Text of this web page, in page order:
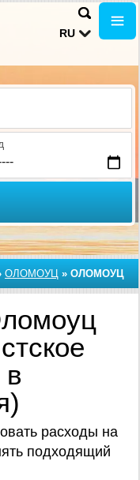
RU
ОЛОМОУЦ » ОЛОМОУЦ
расходы на
подходящий